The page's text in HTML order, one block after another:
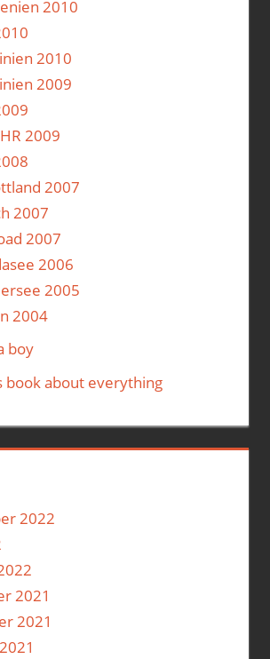
2010
2010
2009
2009
2007
2007
2007
2006
2005
2004
boy
book about everything
2022
2021
2021